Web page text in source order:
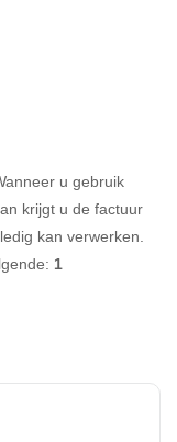
u gebruik
krijgt u de factuur
kan verwerken.
1